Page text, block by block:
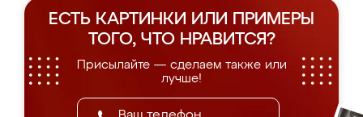
ЕСТЬ КАРТИНКИ ИЛИ ПРИМЕРЫ
ТОГО, ЧТО НРАВИТСЯ?
Присылайте — сделаем также или
лучше!